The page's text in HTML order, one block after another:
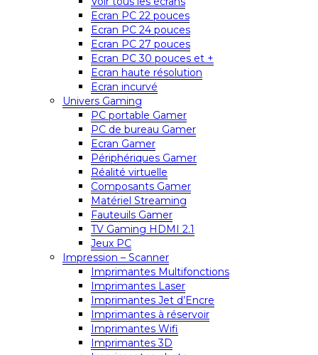
Ecran PC 22 pouces
Ecran PC 24 pouces
Ecran PC 27 pouces
Ecran PC 30 pouces et +
Ecran haute résolution
Ecran incurvé
Univers Gaming
PC portable Gamer
PC de bureau Gamer
Ecran Gamer
Périphériques Gamer
Réalité virtuelle
Composants Gamer
Matériel Streaming
Fauteuils Gamer
TV Gaming HDMI 2.1
Jeux PC
Impression – Scanner
Imprimantes Multifonctions
Imprimantes Laser
Imprimantes Jet d’Encre
Imprimantes à réservoir
Imprimantes Wifi
Imprimantes 3D